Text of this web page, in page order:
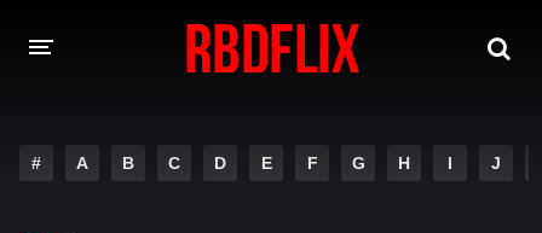
REBELDE
# A B C D E F G H I J